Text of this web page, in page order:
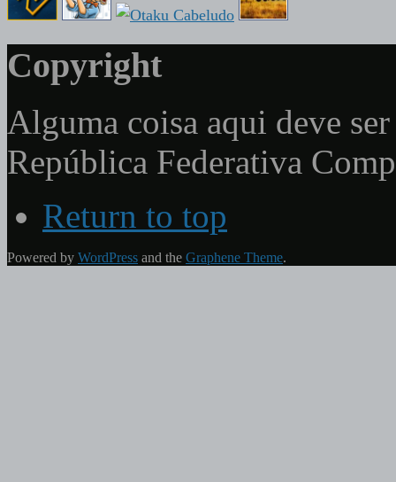
Copyright
Alguma coisa aqui deve
República Federativa
Return to top
Powered by WordPress and the Graphene Theme.